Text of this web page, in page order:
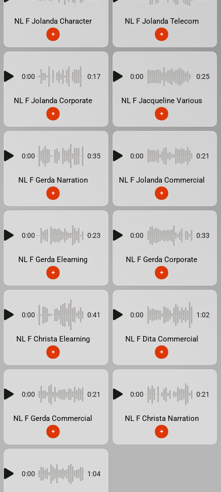
NL F Jolanda Character
+
NL F Jolanda Telecom
+
0:00 0:17
NL F Jolanda Corporate
+
0:00 0:25
NL F Jacqueline Various
+
0:00 0:35
NL F Gerda Narration
+
0:00 0:21
NL F Jolanda Commercial
+
0:00 0:23
NL F Gerda Elearning
+
0:00 0:33
NL F Gerda Corporate
+
0:00 0:41
NL F Christa Elearning
+
0:00 1:02
NL F Dita Commercial
+
0:00 0:21
NL F Gerda Commercial
+
0:00 0:21
NL F Christa Narration
+
0:00 1:04